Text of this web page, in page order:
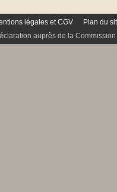
légales et CGV
Plan du
auprès de la